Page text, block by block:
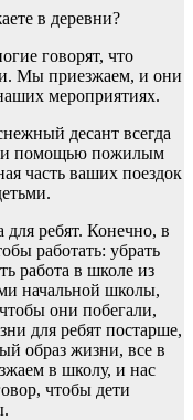
в деревни?
говорят, что
Мы приезжаем, и они
мероприятиях.
десант всегда
и помощью пожилым
часть ваших поездок
для ребят. Конечно, в
работать: убрать
работа в школе из
начальной школы,
они побегали,
для ребят постарше,
образ жизни, все в
в школу, и нас
чтобы дети